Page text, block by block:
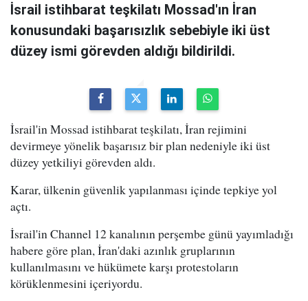
İsrail istihbarat teşkilatı Mossad'ın İran
konusundaki başarısızlık sebebiyle iki üst
düzey ismi görevden aldığı bildirildi.
İsrail'in Mossad istihbarat teşkilatı, İran rejimini
devirmeye yönelik başarısız bir plan nedeniyle iki üst
düzey yetkiliyi görevden aldı.
Karar, ülkenin güvenlik yapılanması içinde tepkiye yol
açtı.
İsrail'in Channel 12 kanalının perşembe günü yayımladığı
habere göre plan, İran'daki azınlık gruplarının
kullanılmasını ve hükümete karşı protestoların
körüklenmesini içeriyordu.